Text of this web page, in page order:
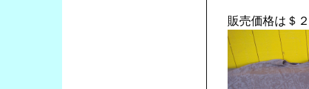
販売価格は＄